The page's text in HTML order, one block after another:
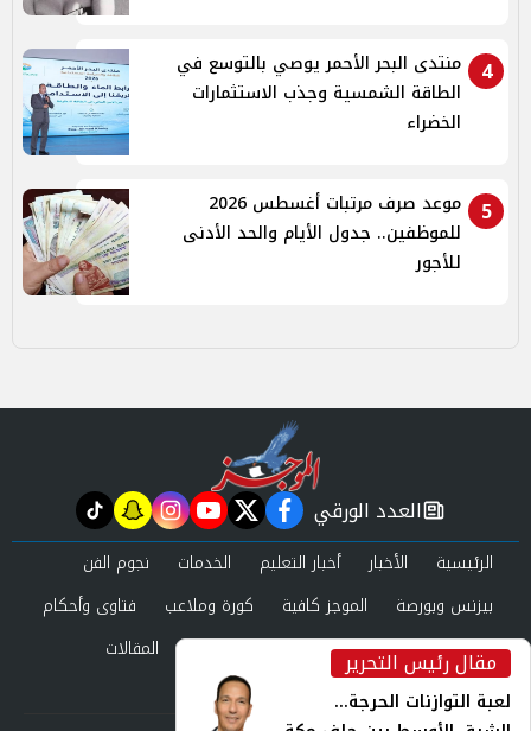
4
منتدى البحر الأحمر يوصي بالتوسع في
الطاقة الشمسية وجذب الاستثمارات
الخضراء
5
موعد صرف مرتبات أغسطس 2026
للموظفين.. جدول الأيام والحد الأدنى
للأجور
مقال رئيس التحرير
لعبة التوازنات الحرجة...
newspaper
العدد الورقي facebook
twitter
youtube
instagram
snapchat
tiktok
الرئيسية الأخبار أخبار التعليم الخدمات
نجوم الفن
بيزنس وبورصة
الموجز كافية كورة وملاعب
فتاوى وأحكام
صحة وجمال
عرب وعالم حوادث ومحاكم
المقالات
العدد الورقي